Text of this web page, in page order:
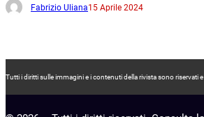
Fabrizio Uliana15 Aprile 2024
Tutti i diritti sulle immagini e i contenuti della rivista sono